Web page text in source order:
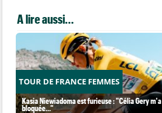
A lire aussi...
TOUR DE FRANCE FEMMES
Kasia Niewiadoma est furieuse : "Célia Gery m'a
bloquée..."